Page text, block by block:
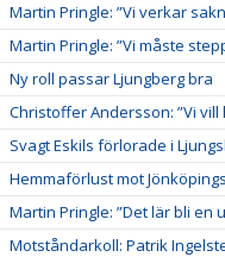
Martin Pringle: ”Vi verkar
Martin Pringle: ”Vi måste
Ny roll passar Ljungberg bra
Christoffer Andersson: ”Vi
Svagt Eskils förlorade i
Hemmaförlust mot
Martin Pringle: ”Det lär bli en
Motståndarkoll: Patrik